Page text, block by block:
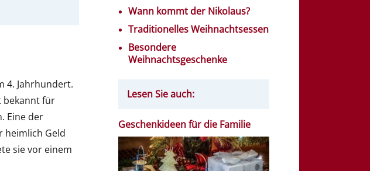
4. Jahrhundert.
bekannt für
Eine der
heimlich Geld
sie vor einem
Wann kommt der Nikolaus?
Traditionelles Weihnachtsessen
Besondere
Weihnachtsgeschenke
Lesen Sie auch:
Geschenkideen für die Familie